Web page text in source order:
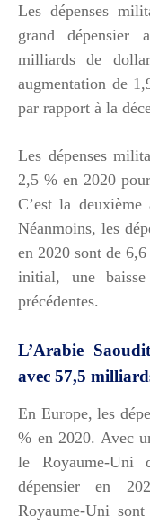
Les dépenses
grand dépensier
milliards de
augmentation de
par rapport à la
Les dépenses
2,5 % en 2020
C’est la deuxième
Néanmoins, les
en 2020 sont de
initial, une
précédentes.
L’Arabie
avec 57,5
En Europe, les
% en 2020. Avec
le Royaume-Uni
dépensier en
Royaume-Uni